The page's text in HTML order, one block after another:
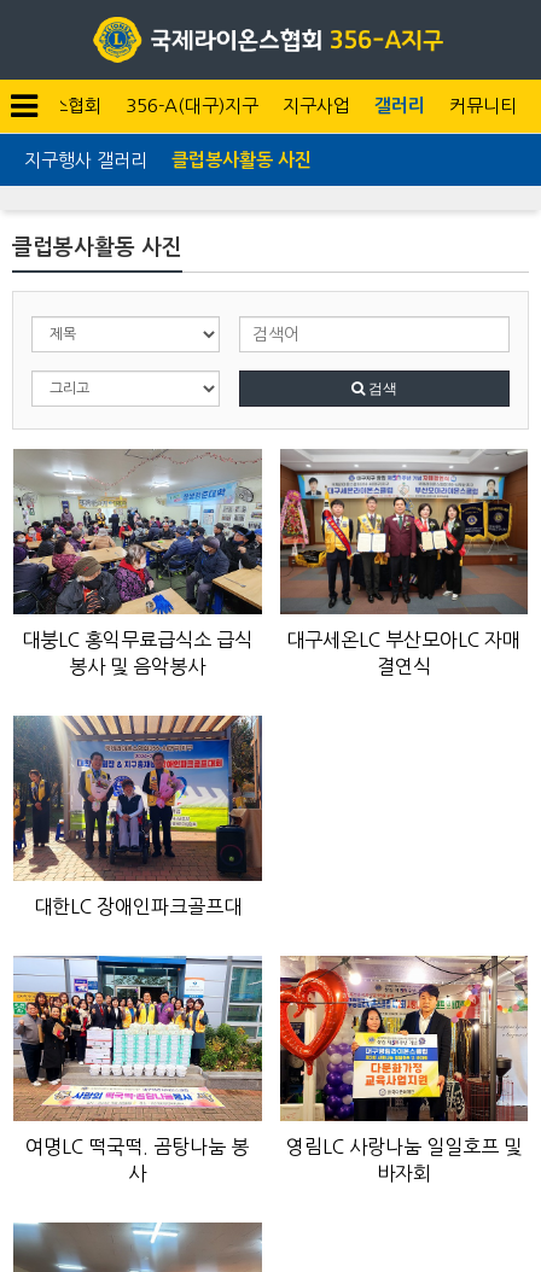
이온스협회 356-A(대구)지구 지구사업 갤러리 커뮤니티
지구행사 갤러리 클럽봉사활동 사진
클럽봉사활동 사진
검색
대붕LC 홍익무료급식소 급식
봉사 및 음악봉사
대구세온LC 부산모아LC 자매
결연식
대한LC 장애인파크골프대
여명LC 떡국떡. 곰탕나눔 봉
사
영림LC 사랑나눔 일일호프 및
바자회